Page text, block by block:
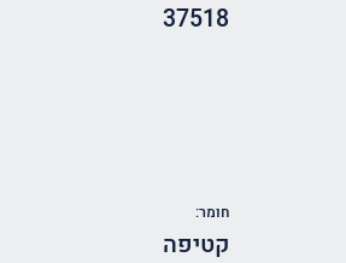
37518
חומר:
קטיפה